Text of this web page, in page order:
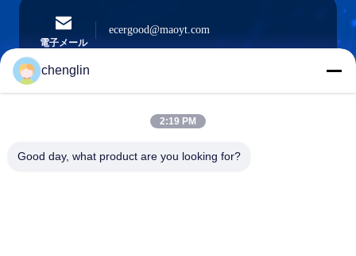
電子メール
ecergood@maoyt.com
0086-731-861329934568
chenglin
2:19 PM
Good day, what product are you looking for?